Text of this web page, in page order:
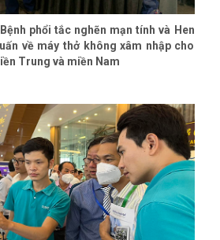
phổi tắc nghẽn mạn tính và Hen
về máy thở không xâm nhập cho
Trung và miền Nam